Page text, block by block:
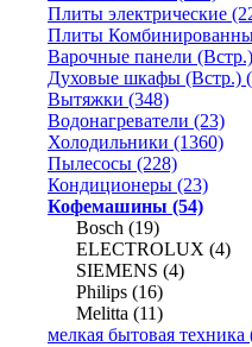
Плиты электрические
Плиты
Варочные панели
Духовые шкафы (Встр.)
Вытяжки (348)
Водонагреватели (23)
Холодильники (1360)
Пылесосы (228)
Кондиционеры (23)
Кофемашины (54)
Bosch (19)
ELECTROLUX (4)
SIEMENS (4)
Philips (16)
Melitta (11)
мелкая бытовая техника